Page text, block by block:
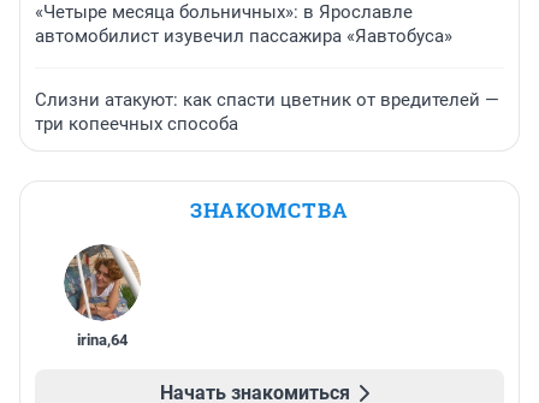
«Четыре месяца больничных»: в Ярославле
автомобилист изувечил пассажира «Яавтобуса»
Слизни атакуют: как спасти цветник от вредителей —
три копеечных способа
ЗНАКОМСТВА
irina,64
Начать знакомиться